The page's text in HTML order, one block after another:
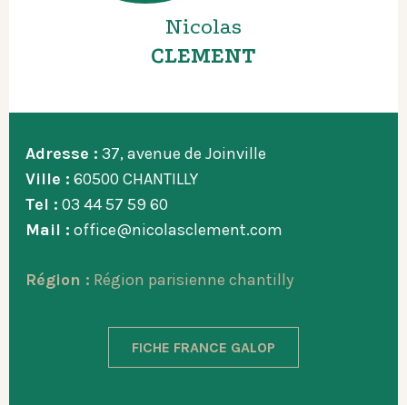
Nicolas
CLEMENT
Adresse : 37, avenue de Joinville
Ville : 60500 CHANTILLY
Tel : 03 44 57 59 60
Mail : office@nicolasclement.com
Région : Région parisienne chantilly
FICHE FRANCE GALOP